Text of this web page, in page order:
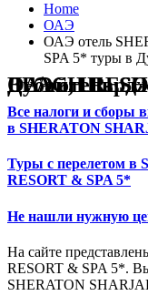
Home
ОАЭ
ОАЭ отель
SPA 5* туры в
ОАЭ отель SHERATON SHARJAH
Все налоги и сборы
в SHERATON
Туры с перелетом в
RESORT & SPA 5*
Не нашли нужную
На сайте
RESORT & SPA 5*.
SHERATON